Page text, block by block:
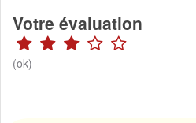
Votre évaluation
(ok)